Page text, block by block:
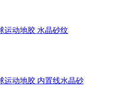
运动地胶 水晶砂纹
运动地胶 内置线水晶砂